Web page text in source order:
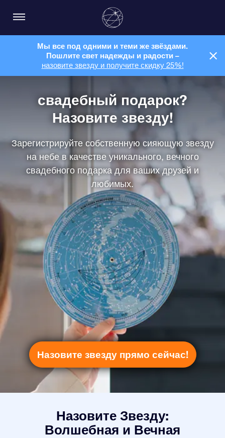
Мы все под одними и теми же звёздами.
Пошлите свет надежды и радости –
назовите звезду и получите скидку 25%!
свадебный подарок?
Назовите звезду!
Зарегистрируйте собственную сияющую звезду
на небе в качестве уникального, вечного
свадебного подарка для ваших друзей и
любимых.
Назовите звезду прямо сейчас!
Назовите Звезду:
Волшебная и Вечная